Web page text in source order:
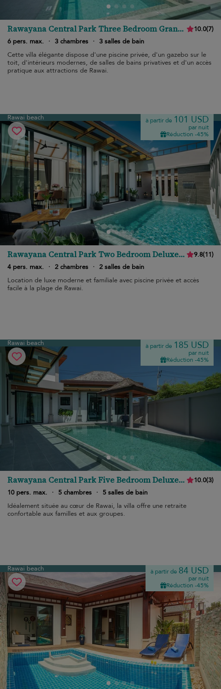
Rawayana Central Park Three Bedroom Grand
Deluxe Villa
10.0(7)
6 pers. max.
· 3 chambres · 3 salles de bain
Cette villa élégante dispose d'une piscine privée, d'un gazebo sur le
toit, d'intérieurs modernes, de salles de bains privatives et d'un accès
pratique aux attractions de Rawai.
Rawai beach à partir de 101 USD
par nuit
Réduction -45%
Rawayana Central Park Two Bedroom Deluxe
Villa
9.8(11)
4 pers. max.
· 2 chambres · 2 salles de bain
Location de luxe moderne et familiale avec piscine privée et accès
facile à la plage de Rawai.
Rawai beach à partir de 185 USD
par nuit
Réduction -45%
Rawayana Central Park Five Bedroom Deluxe
Villa
10.0(3)
10 pers. max.
· 5 chambres ·
5 salles de bain
Idéalement située au cœur de Rawai, la villa offre une retraite
confortable aux familles et aux groupes.
Rawai beach à partir de 84 USD
par nuit
Réduction -45%